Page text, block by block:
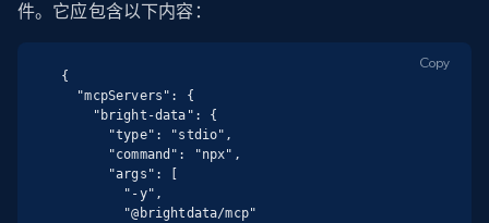
件。它应包含以下内容：
{
Copy